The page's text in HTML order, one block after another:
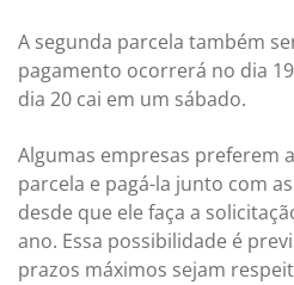
A segunda parcela também
pagamento ocorrerá no dia
dia 20 cai em um sábado.
Algumas empresas preferem
parcela e pagá-la junto com
desde que ele faça a
ano. Essa possibilidade é
prazos máximos sejam